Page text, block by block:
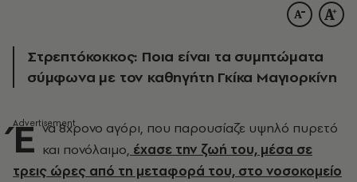
Στρεπτόκοκκος: Ποια είναι τα συμπτώματα
σύμφωνα με τον καθηγήτη Γκίκα Μαγιορκίνη
Έ να 8χρονο αγόρι, που παρουσίαζε υψηλό πυρετό
και πονόλαιμο, έχασε την ζωή του, μέσα σε
τρεις ώρες από τη μεταφορά του, στο νοσοκομείο